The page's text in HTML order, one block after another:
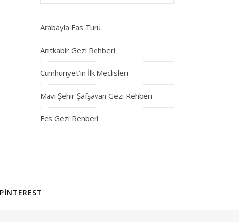
Arabayla Fas Turu
Anıtkabir Gezi Rehberi
Cumhuriyet’in İlk Meclisleri
Mavi Şehir Şafşavan Gezi Rehberi
Fes Gezi Rehberi
PINTEREST